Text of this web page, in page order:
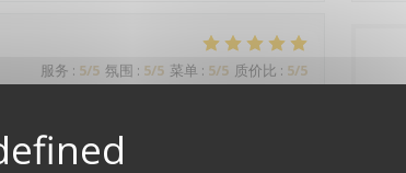
服务 : 5/5 氛围 : 5/5 菜单 : 5/5 质价比 : 5/5
compris qui comprend vraiment tout !